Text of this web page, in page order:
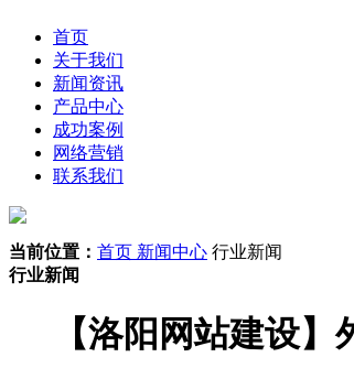
首页
关于我们
新闻资讯
产品中心
成功案例
网络营销
联系我们
当前位置： 首页 新闻中心 行业新闻
行业新闻
【洛阳网站建设